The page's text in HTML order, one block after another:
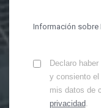
Información sobre
Declaro
y consiento
mis datos de
privacidad.